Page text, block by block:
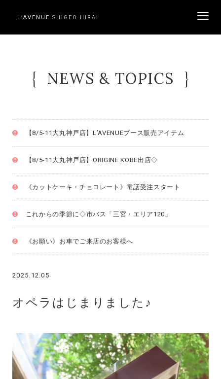
L'AVENUE SHIGEO HIRAI
NEWS & TOPICS
【8/5‐11大丸神戸店】L’AVENUEブース販売アイテム
【8/5-11大丸神戸店】ORIGINE KOBE出店◇
《カットケーキ・チョコレート》電話受注スタート
これからの季節に◇市バス「三宮・エリア120」
《お願い》お車でご来店のお客様へ
2025.12.05
オペラはじまりました♪